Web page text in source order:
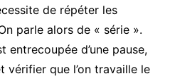
de répéter les
parle alors de « série ».
entrecoupée d’une pause,
vérifier que l’on travaille le